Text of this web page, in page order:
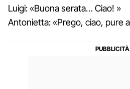
Luigi: «Buona serata… Ciao! »
Antonietta: «Prego, ciao, pure